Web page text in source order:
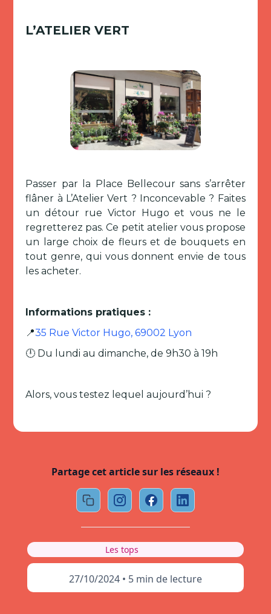
L’ATELIER VERT
Passer par la Place Bellecour sans s’arrêter
flâner à L’Atelier Vert ? Inconcevable ? Faites
un détour rue Victor Hugo et vous ne le
regretterez pas. Ce petit atelier vous propose
un large choix de fleurs et de bouquets en
tout genre, qui vous donnent envie de tous
les acheter.
Informations pratiques :
📍35 Rue Victor Hugo, 69002 Lyon
🕛 Du lundi au dimanche, de 9h30 à 19h
Alors, vous testez lequel aujourd’hui ?
Partage cet article sur les réseaux !
Les tops
27/10/2024 • 5 min de lecture